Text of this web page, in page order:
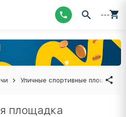
---
Уличные спортивные площадки
площадка